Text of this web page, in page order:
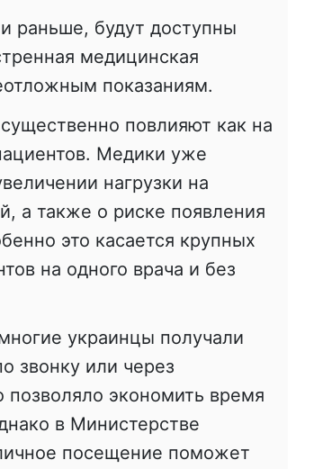
раньше, будут доступны
медицинская
показаниям.
повлияют как на
Медики уже
нагрузки на
а также о риске появления
это касается крупных
на одного врача и без
украинцы получали
звонку или через
экономить время
в Министерстве
посещение поможет